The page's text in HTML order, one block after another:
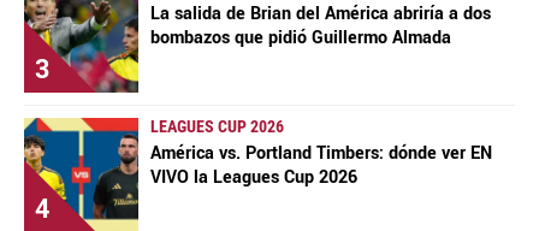
3
La salida de Brian del América abriría a dos
bombazos que pidió Guillermo Almada
4
LEAGUES CUP 2026
América vs. Portland Timbers: dónde ver EN
VIVO la Leagues Cup 2026